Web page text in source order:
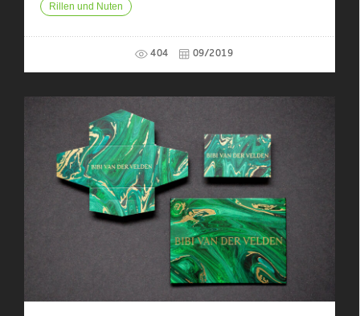
Rillen und Nuten
404 09/2019